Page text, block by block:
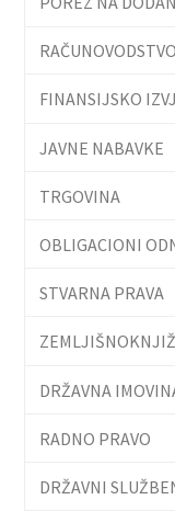
FINANSIJSKO
JAVNE NABAVKE
TRGOVINA
OBLIGACIONI
STVARNA PRAVA
DRŽAVNA
RADNO PRAVO
DRŽAVNI